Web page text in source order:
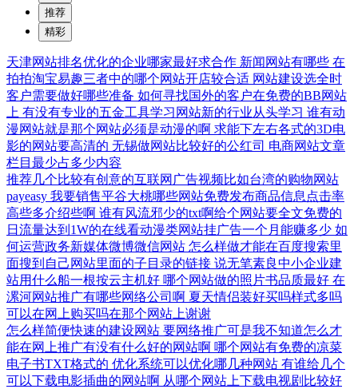
推荐
精彩
天津网站排名优化的企业哪家最好求合作 新闻网站有哪些 在
拍拍淘宝易趣三者中的哪个网站开店较合适 网站建设选全时
客户需要做好哪些准备 如何寻找国外的客户在免费的BB网站
上 有没有专业的五金工具学习网站新的行业从头学习 谁有动
漫网站就是那个网站必须是动漫的啊 求能下左右各式的3D电
影的网站要高清的 无锡做网站比较好的公红司 电商网站文章
栏目最少占多少内容
推荐几个比较有创意的互联网广告视频比如台湾的购物网站
payeasy 我要销售平谷大桃哪些网站免费发布商品信息点击率
高些多介绍些啊 谁有风流邪少的txt啊给个网站要全文免费的
日流量达到1W的在线看动漫类网站挂广告一个月能赚多少 如
何运营政务新媒体微博微信网站 怎么样做才能在百度搜索里
面搜到自己网站里面的子目录的链接 说无笔素良中小企业建
站用什么船一根按云主机好 哪个网站做的照片书品质最好 在
漯河网站推广有哪些网络公司啊 夏天情侣装好买吗样式多吗
可以在网上购买吗在那个网站上谢谢
怎么样简便快速的建设网站 要网络推广可是我不知道怎么才
能在网上推广有没有什么好的网站啊 哪个网站有免费的凉菜
电子书TXT格式的 优化系统可以优化哪几种网站 有谁给几个
可以下载电影插曲的网站啊 从哪个网站上下载电视剧比较好